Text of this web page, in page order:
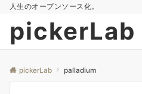
人生のオープンソース化。
pickerLab
pickerLab palladium